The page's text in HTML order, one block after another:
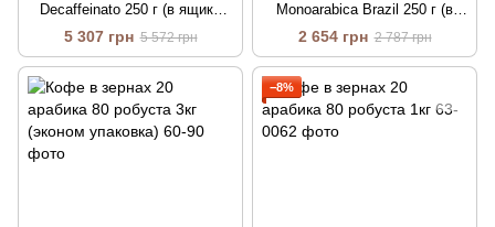
Decaffeinato 250 г (в ящике
12шт)
5 307 грн 5 572 грн
Monoarabica Brazil 250 г (в
ящике 6шт)
2 654 грн 2 787 грн
−8%